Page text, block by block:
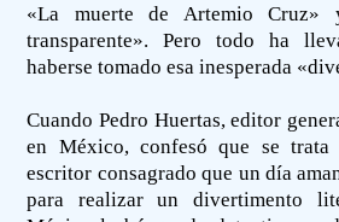
«La muerte de Artemio Cruz»
transparente». Pero todo ha
haberse tomado esa inesperada
Cuando Pedro Huertas, editor
en México, confesó que se
escritor consagrado que un día
para realizar un divertimento